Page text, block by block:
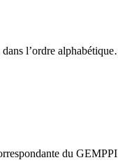
dans l’ordre
du